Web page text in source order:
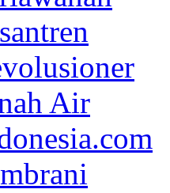
Air